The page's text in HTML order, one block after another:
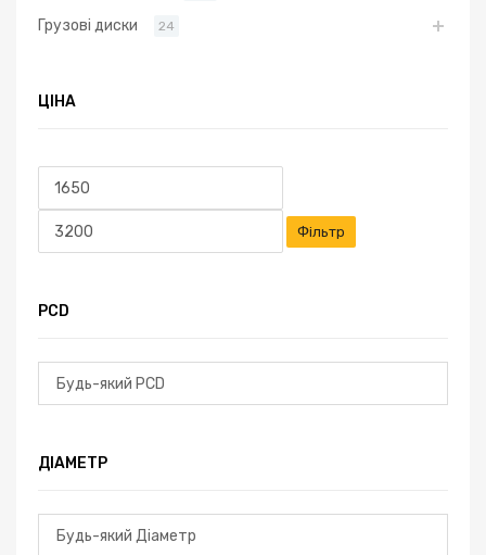
Грузові диски 24
ЦІНА
Мінімальна
Фільтр
PCD
ДІАМЕТР